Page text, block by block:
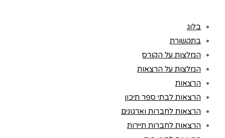
בלוג
בתקשורת
המלצות על הקורס
המלצות על הרצאות
הרצאות
הרצאות לבתי ספר תיכון
הרצאות לחברות וארגונים
הרצאות לחברות תיירות